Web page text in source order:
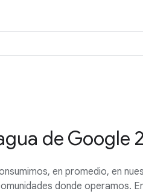
de Google
en promedio, en
donde operamos.